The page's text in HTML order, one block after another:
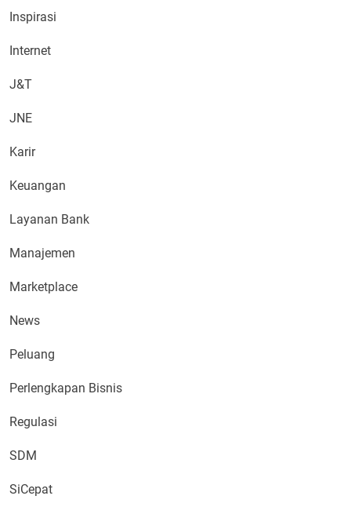
Inspirasi
Internet
J&T
JNE
Karir
Keuangan
Layanan Bank
Manajemen
Marketplace
News
Peluang
Perlengkapan Bisnis
Regulasi
SDM
SiCepat